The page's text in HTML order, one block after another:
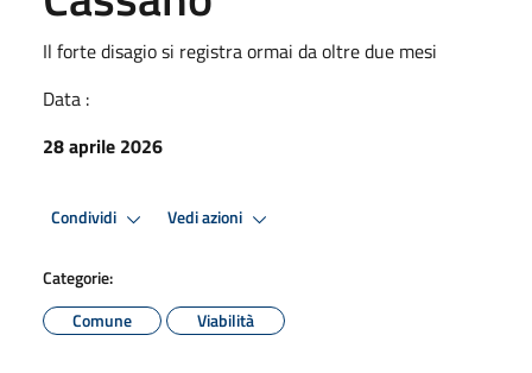
Il forte disagio si registra ormai da oltre due mesi
Data :
28 aprile 2026
Condividi Vedi azioni
Categorie:
Comune
Viabilità